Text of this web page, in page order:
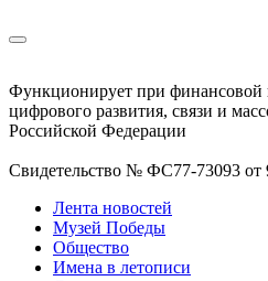
Функционирует при финансовой
цифрового развития, связи и
Российской Федерации
Свидетельство № ФС77-73093 от
Лента новостей
Музей Победы
Общество
Имена в летописи